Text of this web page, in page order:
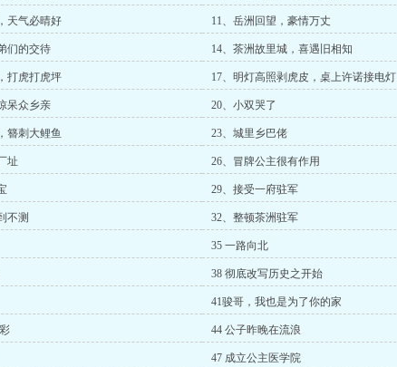
天气必晴好 11、岳洲回望，豪情万丈
们的交待 14、茶洲故里城，喜遇旧相知
打虎打虎坪 17、明灯高照剥虎皮，桌上许诺接电灯
呆众乡亲 20、小双哭了
簪刺大鲤鱼 23、城里乡巴佬
址 26、冒牌公主很有作用
29、接受一府驻军
不测 32、整顿茶洲驻军
35 一路向北
38 彻底改写历史之开始
41骏哥，我也是为了你的家
44 公子昨晚在流浪
47 成立公主医学院